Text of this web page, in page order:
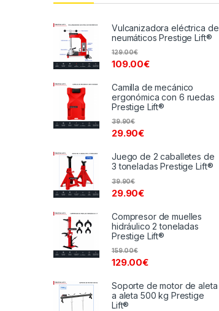
Vulcanizadora eléctrica de
neumáticos Prestige Lift®
109.00€
129.00€
Camilla de mecánico
ergonómica con 6 ruedas
Prestige Lift®
29.90€
39.90€
Juego de 2 caballetes de
3 toneladas Prestige Lift®
29.90€
39.90€
Compresor de muelles
hidráulico 2 toneladas
Prestige Lift®
129.00€
159.00€
Soporte de motor de aleta
a aleta 500 kg Prestige
Lift®